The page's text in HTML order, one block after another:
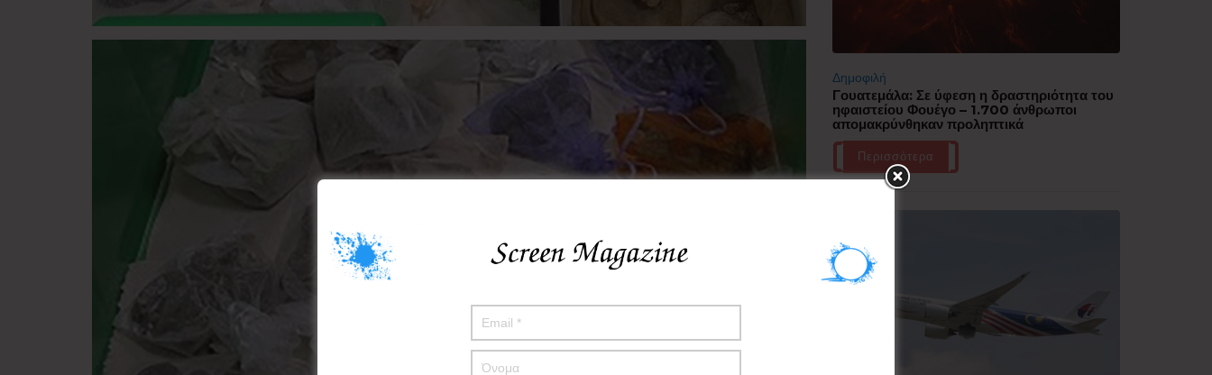
Δημοφιλή
Γουατεμάλα: Σε ύφεση η δραστηριότητα του
ηφαιστείου Φουέγο – 1.700 άνθρωποι
απομακρύνθηκαν προληπτικά
Περισσότερα